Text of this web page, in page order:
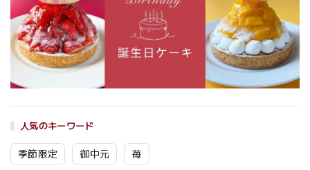
人気のキーワード
季節限定 御中元 苺